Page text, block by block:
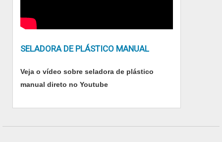
SELADORA DE PLÁSTICO MANUAL
Veja o vídeo sobre seladora de plástico
manual direto no Youtube